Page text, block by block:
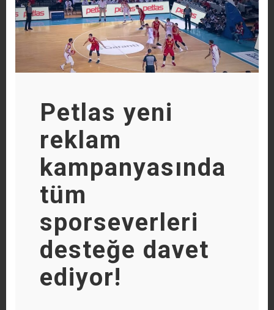
Petlas yeni
reklam
kampanyasında
tüm
sporseverleri
desteğe davet
ediyor!